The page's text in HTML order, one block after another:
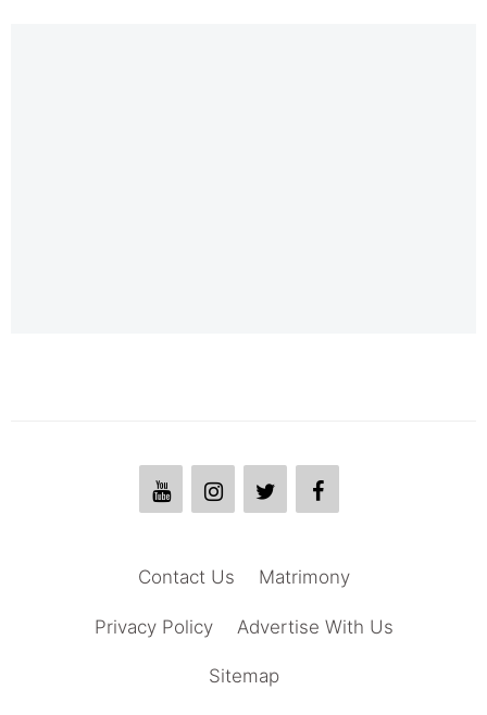
Matrimony
Contact Us
Advertise With Us
Privacy Policy
Sitemap